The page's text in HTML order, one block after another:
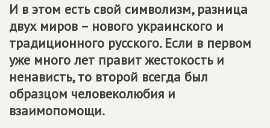
И в этом есть свой символизм, разница
двух миров – нового украинского и
традиционного русского. Если в первом
уже много лет правит жестокость и
ненависть, то второй всегда был
образцом человеколюбия и
взаимопомощи.